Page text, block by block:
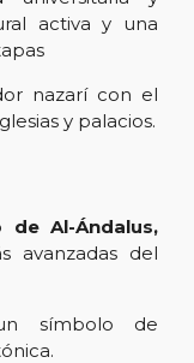
activa y una
nazarí con el
y palacios.
Al-Ándalus,
avanzadas del
símbolo de